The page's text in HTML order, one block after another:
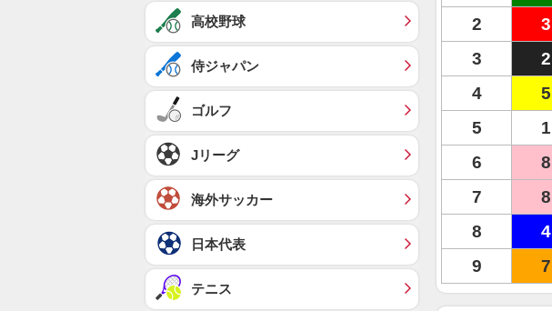
2
3
3
2
4
5
5
1
6
8
7
8
8
4
9
7
高校野球
侍ジャパン
ゴルフ
Jリーグ
海外サッカー
日本代表
テニス